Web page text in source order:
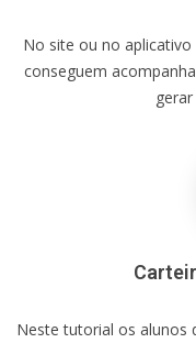
No site ou no
conseguem
Neste tutorial os alunos